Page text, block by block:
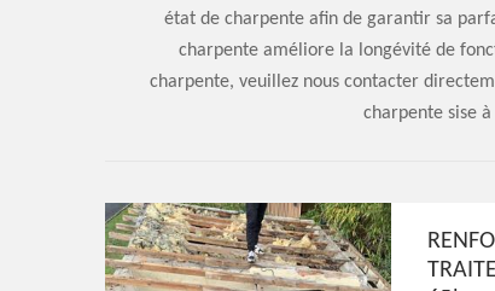
état de charpente afin de garantir sa
charpente améliore la longévité de
charpente, veuillez nous contacter
charpente sise à